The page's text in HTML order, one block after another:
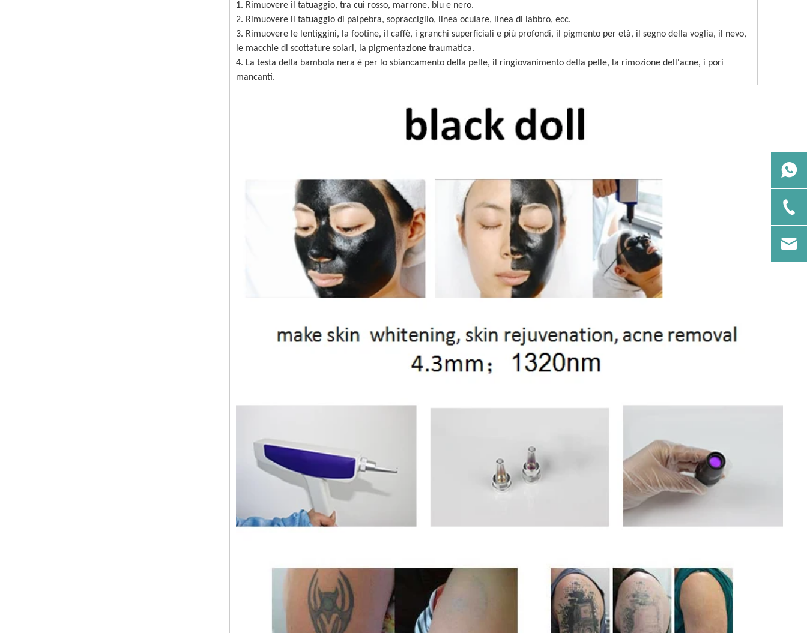
1. Rimuovere il tatuaggio, tra cui rosso, marrone, blu e nero.
2. Rimuovere il tatuaggio di palpebra, sopracciglio, linea oculare, linea di labbro, ecc.
3. Rimuovere le lentiggini, la footine, il caffè, i granchi superficiali e più profondi, il pigmento per età, il segno della voglia, il nevo,
le macchie di scottature solari, la pigmentazione traumatica.
4. La testa della bambola nera è per lo sbiancamento della pelle, il ringiovanimento della pelle, la rimozione dell'acne, i pori
mancanti.